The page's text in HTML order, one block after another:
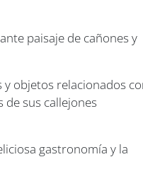
paisaje de cañones y
y objetos relacionados
de sus callejones
gastronomía y la